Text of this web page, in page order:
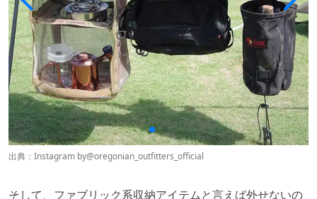
出典：Instagram by@oregonian_outfitters_official
そして、ファブリック系収納アイテムと言えば外せないの